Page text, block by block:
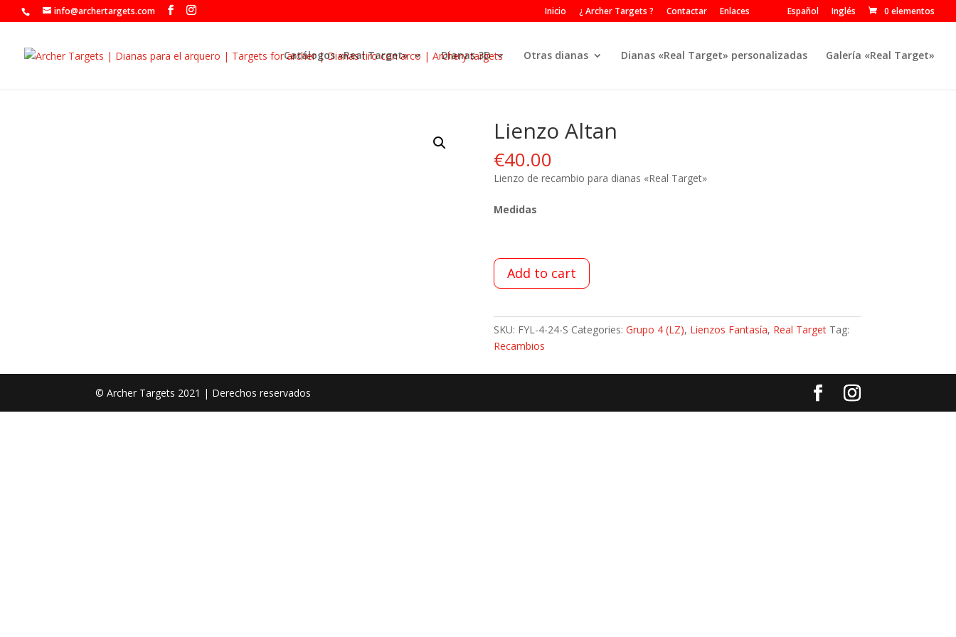
info@archertargets.com Inicio ¿ Archer Targets ? Contactar Enlaces Español Inglés 0 elementos
Catálogos «Real Target» Dianas 3D Otras dianas Dianas «Real Target» personalizadas Galería «Real Target»
Lienzo Altan
€40.00
Lienzo de recambio para dianas «Real Target»
Medidas
Add to cart
SKU: FYL-4-24-S Categories: Grupo 4 (LZ), Lienzos Fantasía, Real Target Tag:
Recambios
© Archer Targets 2021 | Derechos reservados